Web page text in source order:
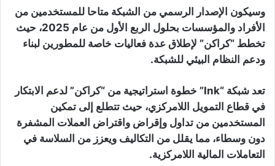
وسيكون الإصدار الرسمي من الشبكة متاحا للمستخدمين من
الأفراد والمؤسسات بحلول الربع الأول من عام 2025، حيث
تخطط “كراكن” لإطلاق عدة فعاليات خاصة للمطورين لبناء
ودعم النظام البيئي للشبكة.
تعد شبكة “Ink” خطوة استراتيجية من “كراكن” لدعم الابتكار
في قطاع التمويل اللامركزي، حيث تتطلع إلى تمكين
المستخدمين من تداول وإقراض واقتراض العملات المشفرة
دون وسطاء، مما يقلل من التكاليف ويعزز من السلاسة في
التعاملات المالية اللامركزية.